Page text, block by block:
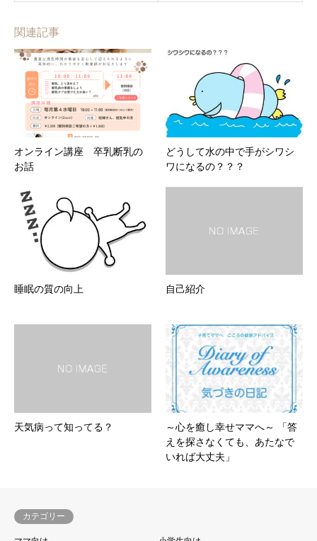
関連記事
オンライン講座 卒乳断乳の
お話
どうして水の中で手がシワシ
ワになるの？？？
睡眠の質の向上 自己紹介
天気病って知ってる？
～心を癒し幸せママへ～ 「答
えを探さなくても、あたなで
いれば大丈夫」
カテゴリー